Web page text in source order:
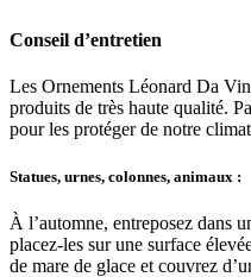
Conseil d’entretien
Les Ornements Léonard Da
produits de très haute qualité.
pour les protéger de notre
Statues, urnes, colonnes, animaux :
À l’automne, entreposez dans
placez-les sur une surface
de mare de glace et couvrez